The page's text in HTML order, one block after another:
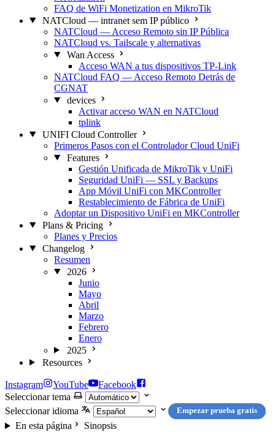
FAQ de WiFi Monetization en MikroTik
NATCloud — intranet sem IP público
NATCloud — Acceso Remoto sin IP Pública
NATCloud vs. Tailscale y alternativas
Wan Access
Acceso WAN a tus dispositivos TP-Link
NATCloud FAQ — Acceso Remoto Detrás de
CGNAT
devices
Activar acceso WAN en NATCloud
tplink
UNIFI Cloud Controller
Primeros Pasos con el Controlador Cloud UniFi
Features
Gestión Unificada de MikroTik y UniFi
Seguridad UniFi — SSL y Backups
App Móvil UniFi con MKController
Restablecimiento de Fábrica de UniFi
Adoptar un Dispositivo UniFi en MKController
Plans & Pricing
Planes y Precios
Changelog
Resumen
2026
Junio
Mayo
Abril
Marzo
Febrero
Enero
2025
Resources
Instagram YouTube
Facebook
Seleccionar tema
Seleccionar idioma
Empezar prueba gratis
En esta página Sinopsis